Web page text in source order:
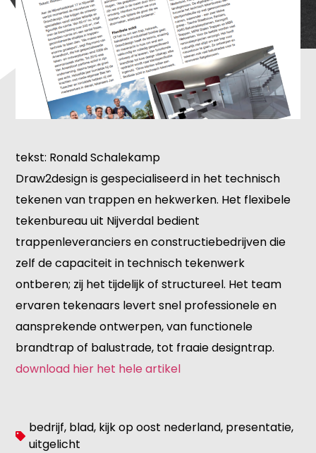
tekst: Ronald Schalekamp
Draw2design is gespecialiseerd in het technisch
tekenen van trappen en hekwerken. Het flexibele
tekenbureau uit Nijverdal bedient
trappenleveranciers en constructiebedrijven die
zelf de capaciteit in technisch tekenwerk
ontberen; zij het tijdelijk of structureel. Het team
ervaren tekenaars levert snel professionele en
aansprekende ontwerpen, van functionele
brandtrap of balustrade, tot fraaie designtrap.
download hier het hele artikel
bedrijf, blad, kijk op oost nederland, presentatie,
uitgelicht